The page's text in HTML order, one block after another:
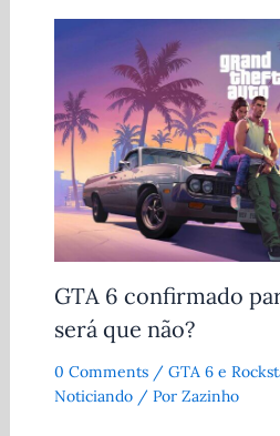
GTA 6 confirmado
será que não?
0 Comments / GTA 6 e
Noticiando/ Por Zazinho